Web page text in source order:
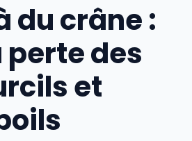
du crâne :
perte des
et